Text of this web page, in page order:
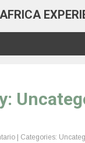
| Categories: